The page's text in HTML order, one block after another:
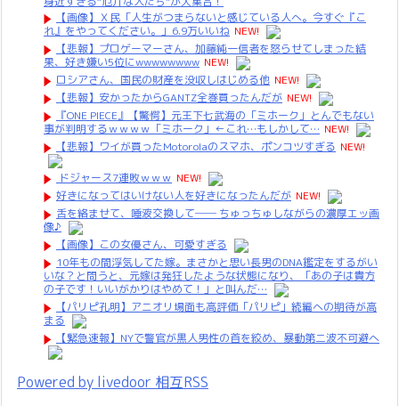
【画像】Ｘ民「人生がつまらないと感じている人へ。今すぐ『こ
れ』をやってください。」6.9万いいね NEW!
【悲報】プロゲーマーさん、加藤純一信者を怒らせてしまった結
果、好き嫌い5位にwwwwwwww NEW!
ロシアさん、国民の財産を没収しはじめる他 NEW!
【悲報】安かったからGANTZ全巻買ったんだが NEW!
『ONE PIECE』【驚愕】元王下七武海の「ミホーク」とんでもない
事が判明するｗｗｗｗ「ミホーク」←これ…もしかして… NEW!
【悲報】ワイが買ったMotorolaのスマホ、ポンコツすぎる NEW!
ドジャース7連敗ｗｗｗ NEW!
好きになってはいけない人を好きになったんだが NEW!
舌を絡ませて、唾液交換して── ちゅっちゅしながらの濃厚エッ画
像♪
【画像】この女優さん、可愛すぎる
10年もの間浮気してた嫁。まさかと思い長男のDNA鑑定をするがい
いな？と問うと、元嫁は発狂したような状態になり、「あの子は貴方
の子です！いいがかりはやめて！」と叫んだ…
【パリピ孔明】アニオリ場面も高評価「パリピ」続編への期待が高
まる
【緊急速報】NYで警官が黒人男性の首を絞め、暴動第二波不可避へ
Powered by livedoor 相互RSS